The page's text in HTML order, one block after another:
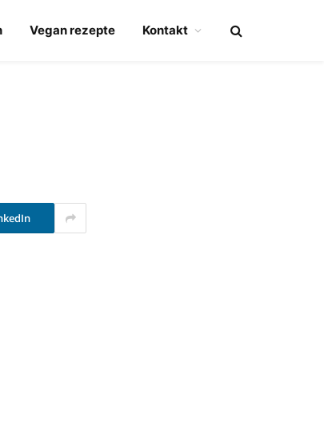
Vegan rezepte Kontakt